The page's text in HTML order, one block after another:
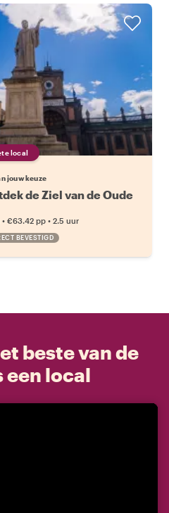
local
jouw keuze
de Ziel van de Oude
• €63.42 pp • 2.5 uur
BEVESTIGD
beste van de
een local